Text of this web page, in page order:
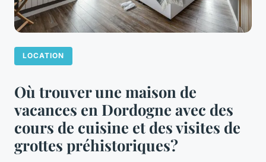
LOCATION
Où trouver une maison de
vacances en Dordogne avec des
cours de cuisine et des visites de
grottes préhistoriques?